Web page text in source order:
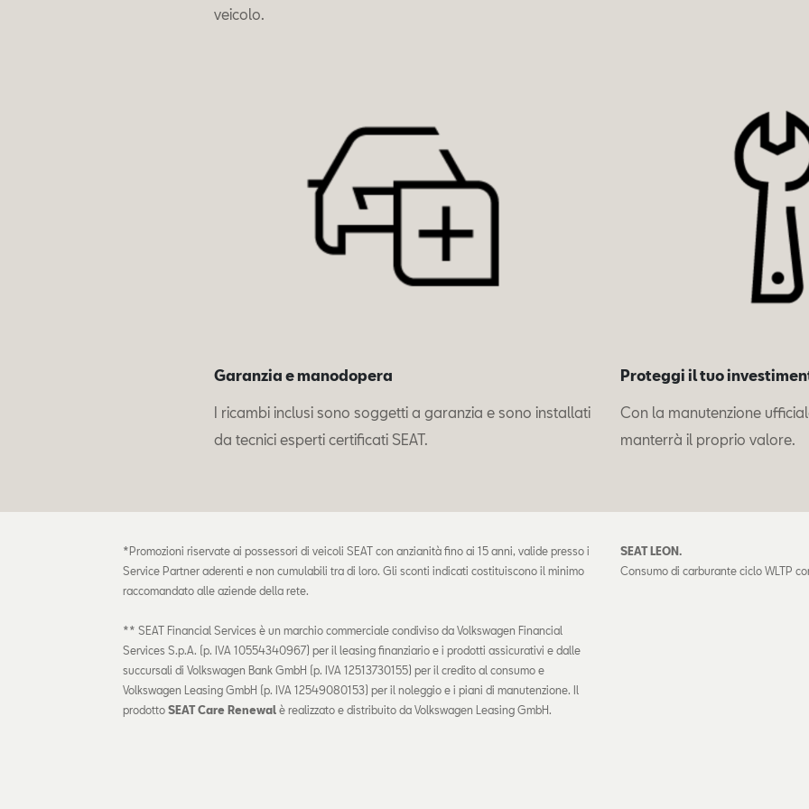
veicolo.
Garanzia e manodopera
I ricambi inclusi sono soggetti a garanzia e sono installati
da tecnici esperti certificati SEAT.
Proteggi il tuo
Con la manutenzione
manterrà il proprio valore.
*Promozioni riservate ai possessori di veicoli SEAT con anzianità fino ai 15 anni, valide presso i
Service Partner aderenti e non cumulabili tra di loro. Gli sconti indicati costituiscono il minimo
raccomandato alle aziende della rete.
** SEAT Financial Services è un marchio commerciale condiviso da Volkswagen Financial
Services S.p.A. (p. IVA 10554340967) per il leasing finanziario e i prodotti assicurativi e dalle
succursali di Volkswagen Bank GmbH (p. IVA 12513730155) per il credito al consumo e
Volkswagen Leasing GmbH (p. IVA 12549080153) per il noleggio e i piani di manutenzione. Il
prodotto SEAT Care Renewal è realizzato e distribuito da Volkswagen Leasing GmbH.
SEAT LEON.
Consumo di carburante ciclo WLTP